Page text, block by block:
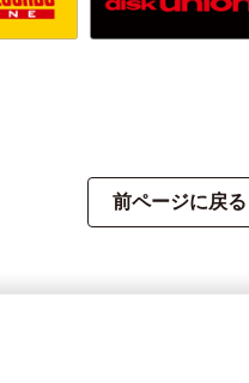
前ページに戻る